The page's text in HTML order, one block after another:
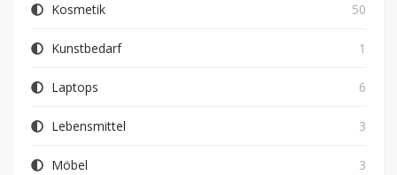
Kosmetik 50
Kunstbedarf 1
Laptops 6
Lebensmittel 3
Möbel 3